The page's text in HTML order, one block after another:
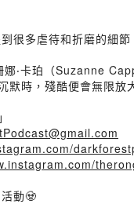
很多虐待和折磨的細
‧卡珀（Suzanne
默時，殘酷便會無限放
動🧟